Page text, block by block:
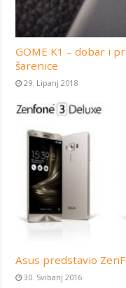
GOME K1 – dobar i
šarenice
29. Lipanj 2018
Asus predstavio
30. Svibanj 2016